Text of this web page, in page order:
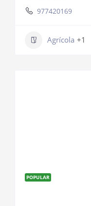
977420169
Agrícola +1
POPULAR